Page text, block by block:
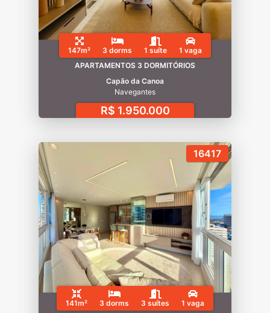
147m² 3 dorms 1 suíte
1 vaga
APARTAMENTOS 3 DORMITÓRIOS
Capão da Canoa
Navegantes
R$ 1.950.000
16417
141m² 3 dorms 3 suítes
1 vaga